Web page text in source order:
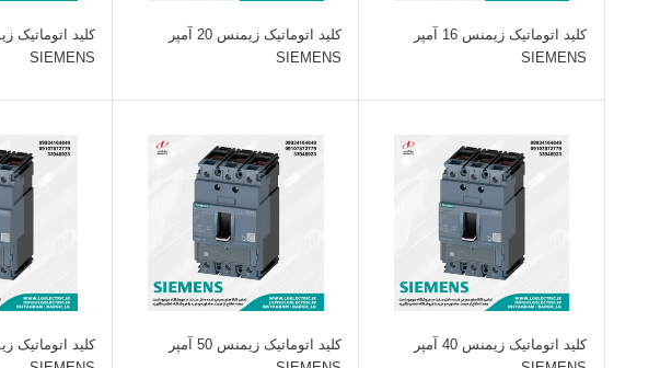
کلید اتوماتیک زیمنس 16 آمپر
SIEMENS
کلید اتوماتیک زیمنس 20 آمپر
SIEMENS
SIEMENS
کلید اتوماتیک زیمنس 40 آمپر
کلید اتوماتیک زیمنس 50 آمپر